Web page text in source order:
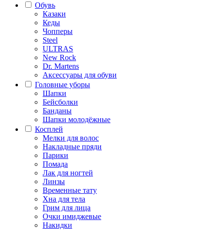
Обувь
Казаки
Кеды
Чопперы
Steel
ULTRAS
New Rock
Dr. Martens
Аксессуары для обуви
Головные уборы
Шапки
Бейсболки
Банданы
Шапки молодёжные
Косплей
Мелки для волос
Накладные пряди
Парики
Помада
Лак для ногтей
Линзы
Временные тату
Хна для тела
Грим для лица
Очки имиджевые
Накидки